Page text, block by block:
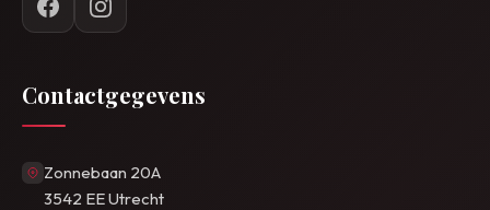
Contactgegevens
Zonnebaan 20A
3542 EE Utrecht